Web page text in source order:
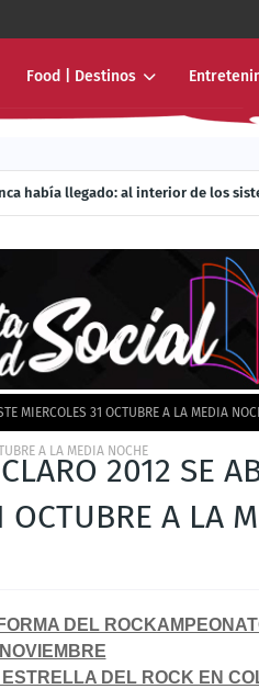
Food | Destinos
había llegado: al interior de los
MIERCOLES 31 OCTUBRE A LA MEDIA
A LA MEDIA NOCHE
2012 SE
OCTUBRE A LA
DEL
DEL ROCK EN